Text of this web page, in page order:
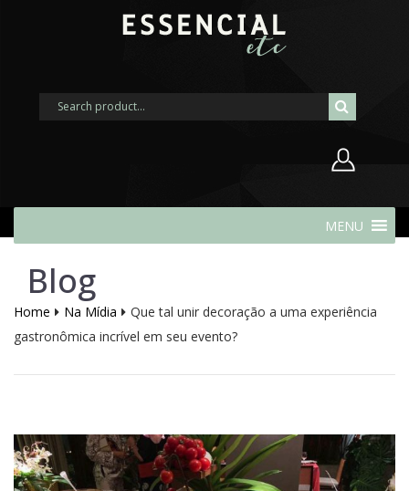
Lembrar-me
Lost Password
MENU
Blog
Home Na Mídia
Que tal unir decoração a uma experiência
gastronômica incrível em seu evento?